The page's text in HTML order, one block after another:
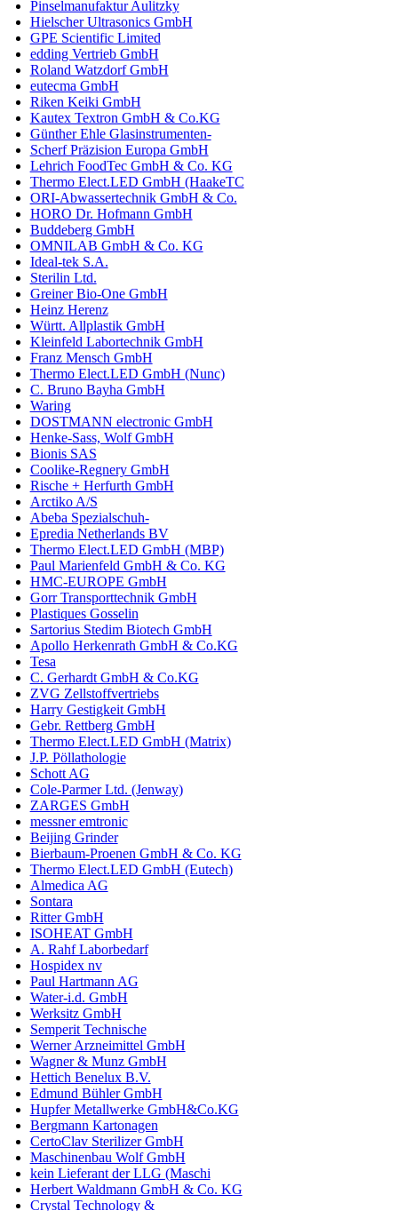
Pinselmanufaktur Aulitzky
Hielscher Ultrasonics GmbH
GPE Scientific Limited
edding Vertrieb GmbH
Roland Watzdorf GmbH
eutecma GmbH
Riken Keiki GmbH
Kautex Textron GmbH & Co.KG
Günther Ehle Glasinstrumenten-
Scherf Präzision Europa GmbH
Lehrich FoodTec GmbH & Co. KG
Thermo Elect.LED GmbH (HaakeTC
ORI-Abwassertechnik GmbH & Co.
HORO Dr. Hofmann GmbH
Buddeberg GmbH
OMNILAB GmbH & Co. KG
Ideal-tek S.A.
Sterilin Ltd.
Greiner Bio-One GmbH
Heinz Herenz
Württ. Allplastik GmbH
Kleinfeld Labortechnik GmbH
Franz Mensch GmbH
Thermo Elect.LED GmbH (Nunc)
C. Bruno Bayha GmbH
Waring
DOSTMANN electronic GmbH
Henke-Sass, Wolf GmbH
Bionis SAS
Coolike-Regnery GmbH
Rische + Herfurth GmbH
Arctiko A/S
Abeba Spezialschuh-
Epredia Netherlands BV
Thermo Elect.LED GmbH (MBP)
Paul Marienfeld GmbH & Co. KG
HMC-EUROPE GmbH
Gorr Transporttechnik GmbH
Plastiques Gosselin
Sartorius Stedim Biotech GmbH
Apollo Herkenrath GmbH & Co.KG
Tesa
C. Gerhardt GmbH & Co.KG
ZVG Zellstoffvertriebs
Harry Gestigkeit GmbH
Gebr. Rettberg GmbH
Thermo Elect.LED GmbH (Matrix)
J.P. Pöllathologie
Schott AG
Cole-Parmer Ltd. (Jenway)
ZARGES GmbH
messner emtronic
Beijing Grinder
Bierbaum-Proenen GmbH & Co. KG
Thermo Elect.LED GmbH (Eutech)
Almedica AG
Sontara
Ritter GmbH
ISOHEAT GmbH
A. Rahf Laborbedarf
Hospidex nv
Paul Hartmann AG
Water-i.d. GmbH
Werksitz GmbH
Semperit Technische
Werner Arzneimittel GmbH
Wagner & Munz GmbH
Hettich Benelux B.V.
Edmund Bühler GmbH
Hupfer Metallwerke GmbH&Co.KG
Bergmann Kartonagen
CertoClav Sterilizer GmbH
Maschinenbau Wolf GmbH
kein Lieferant der LLG (Maschi
Herbert Waldmann GmbH & Co. KG
Crystal Technology &